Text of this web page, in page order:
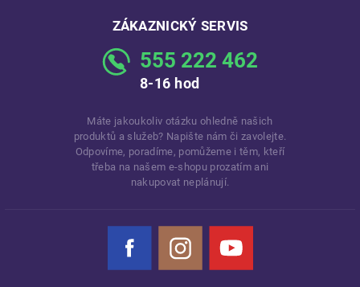
ZÁKAZNICKÝ SERVIS
555 222 462
8-16 hod
Máte jakoukoliv otázku ohledně našich
produktů a služeb? Napište nám či zavolejte.
Odpovíme, poradíme, pomůžeme i těm, kteří
třeba na našem e-shopu prozatím ani
nakupovat neplánují.
Facebook Instagram YouTube